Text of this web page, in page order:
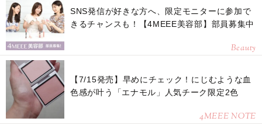
SNS発信が好きな方へ、限定モニターに参加で
きるチャンスも！【4MEEE美容部】部員募集中
Beauty
【7/15発売】早めにチェック！にじむような血
色感が叶う「エナモル」人気チーク限定2色
4MEEE NOTE